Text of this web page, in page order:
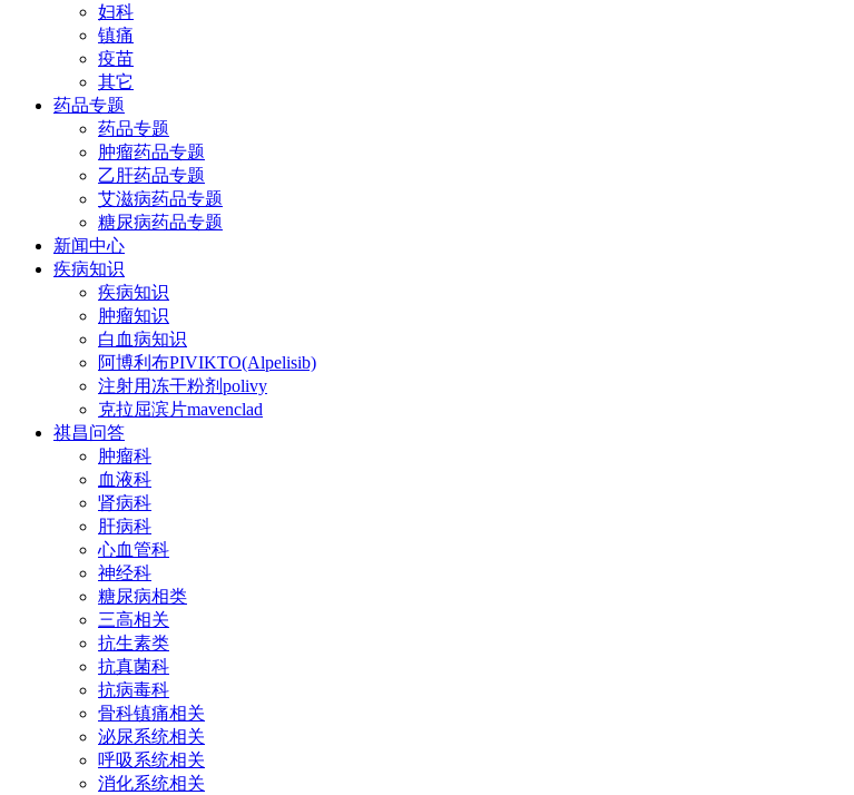
妇科
镇痛
疫苗
其它
药品专题
药品专题
肿瘤药品专题
乙肝药品专题
艾滋病药品专题
糖尿病药品专题
新闻中心
疾病知识
疾病知识
肿瘤知识
白血病知识
阿博利布PIVIKTO(Alpelisib)
注射用冻干粉剂polivy
克拉屈滨片mavenclad
祺昌问答
肿瘤科
血液科
肾病科
肝病科
心血管科
神经科
糖尿病相类
三高相关
抗生素类
抗真菌科
抗病毒科
骨科镇痛相关
泌尿系统相关
呼吸系统相关
消化系统相关